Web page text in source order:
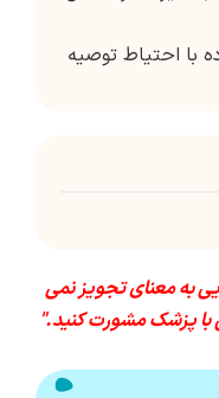
با احتیاط توصیه
به معنای تجویز نمی
با پزشک مشورت کنید."